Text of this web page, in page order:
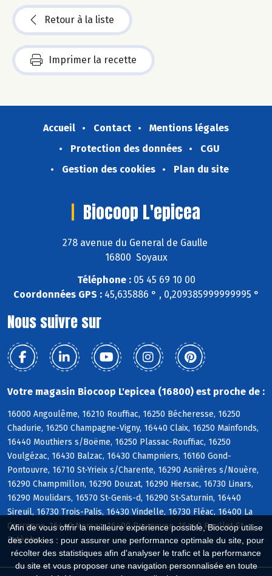
Afin de vous offrir la meilleure expérience possible, Biocoop utilise
des cookies : pour assurer une performance optimale du site, pour
récolter des statistiques afin d'analyser le trafic et la performance
du site et vous proposer une navigation personnalisée en toute
Retour à la liste
Imprimer la recette
Accueil Contact
Mentions légales
Protection des données
CGU
Gestion des cookies
Plan du site
Biocoop L'epicea
278 avenue du General de Gaulle
16800 Soyaux
Téléphone :05 45 69 10 00
Coordonnées GPS :45,635886 ° , 0,209385999999995 °
Nous suivre sur
Votre magasin Biocoop L'epicea (16800) est proche de :
16000 Angoulême, 16210 Rouffiac, 16250 Bécheresse, 16250
Chadurie, 16250 Champagne-Vigny, 16440 Claix, 16250 Mainfonds,
16440 Mouthiers s/Boëme, 16250 Plassac-Rouffiac, 16250
Voulgézac, 16430 Balzac, 16430 Champniers, 16160 Gond-
Pontouvre, 16710 St-Yrieix s/Charente, 16290 Asnières s/Nouère,
16290 Champmillon, 16290 Douzat, 16290 Hiersac, 16730 Linars,
16290 Moulidars, 16570 St-Genis-d, 16290 St-Saturnin, 16440
Sireuil, 16730 Trois-Palis, 16430 Vindelle, 16730 Fléac, 16400 La
Couronne, 16440 Nersac, 16400 Puymoyen, 16440 Roullet-St-
Estèphe